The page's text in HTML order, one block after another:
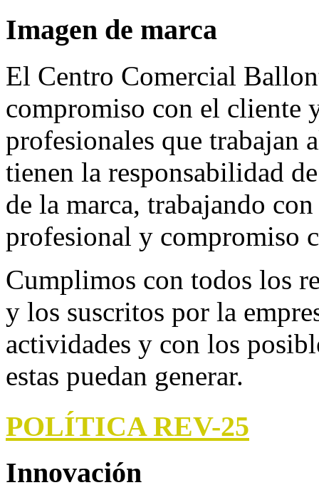
Imagen de marca
El Centro Comercial
compromiso con el cliente
profesionales que trabajan
tienen la responsabilidad
de la marca, trabajando
profesional y compromiso
Cumplimos con todos los
y los suscritos por la
actividades y con los
estas puedan generar.
POLÍTICA REV-25
Innovación